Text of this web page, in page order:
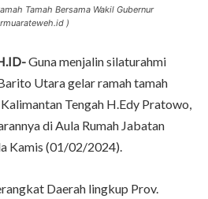
Tamah Bersama Wakil Gubernur
)
Guna menjalin silaturahmi
Utara gelar ramah tamah
Tengah H.Edy Pratowo,
di Aula Rumah Jabatan
Kamis (01/02/2024).
Daerah lingkup Prov.